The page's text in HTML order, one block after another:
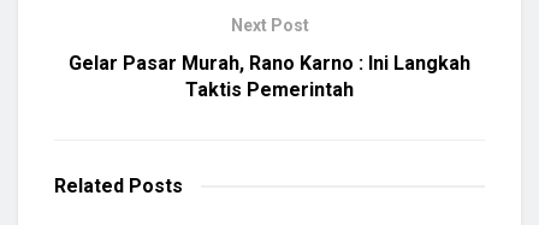
Next Post
Gelar Pasar Murah, Rano Karno : Ini Langkah
Taktis Pemerintah
Related Posts